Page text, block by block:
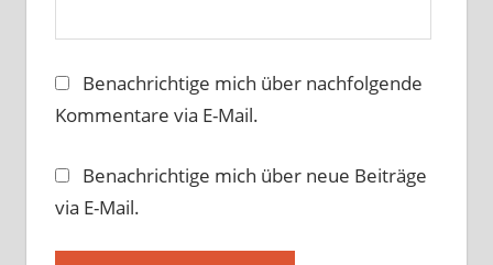
Benachrichtige mich über nachfolgende
Kommentare via E-Mail.
Benachrichtige mich über neue Beiträge
via E-Mail.